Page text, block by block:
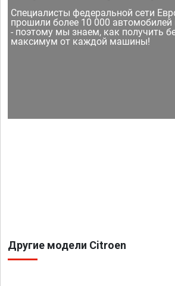
Специалисты федеральной сети
прошили более 10 000
- поэтому мы знаем, как получить
максимум от каждой машины!
Другие модели Citroen